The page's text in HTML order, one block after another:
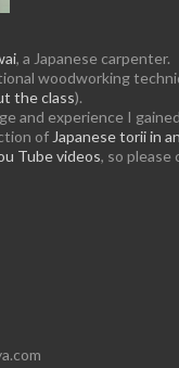
, a Japanese carpenter.
woodworking
the class).
and experience I
of Japanese torii in
Tube videos, so please